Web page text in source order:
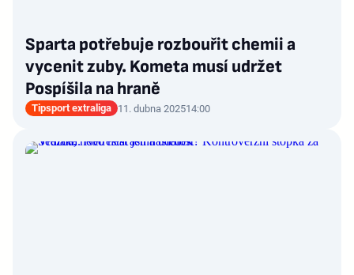
Sparta potřebuje rozbouřit chemii a
vycenit zuby. Kometa musí udržet
Pospíšila na hraně
Tipsport extraliga 11. dubna 202514:00